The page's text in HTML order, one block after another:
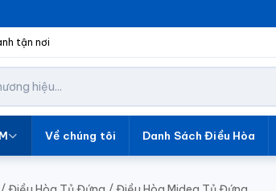
tận nơi
Về chúng tôi Danh Sách Điều Hòa